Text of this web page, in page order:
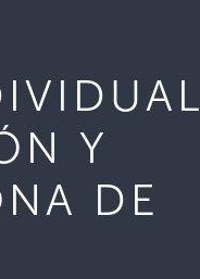
Y
DE